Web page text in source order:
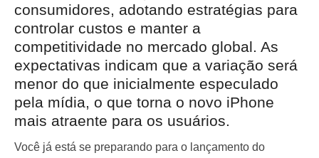
consumidores, adotando estratégias para
controlar custos e manter a
competitividade no mercado global. As
expectativas indicam que a variação será
menor do que inicialmente especulado
pela mídia, o que torna o novo iPhone
mais atraente para os usuários.
Você já está se preparando para o lançamento do